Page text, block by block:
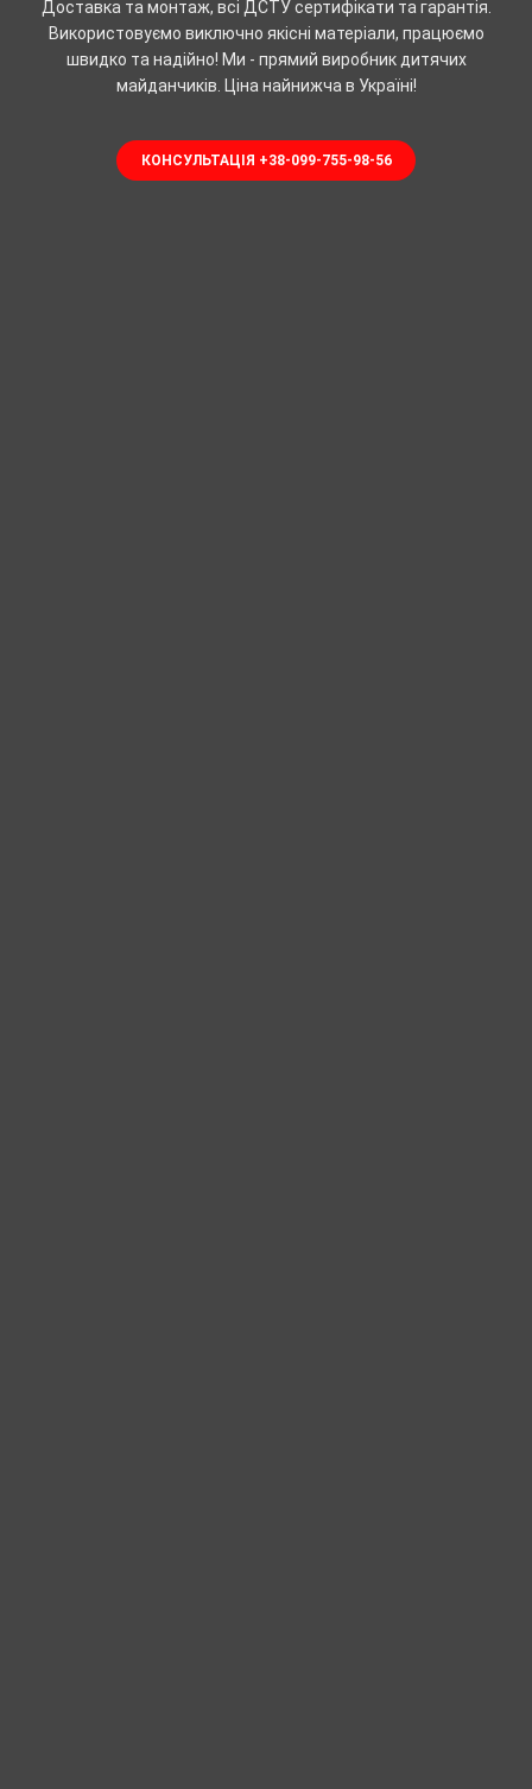
Доставка та монтаж, всі ДСТУ сертифікати та гарантія.
Використовуємо виключно якісні матеріали, працюємо
швидко та надійно! Ми - прямий виробник дитячих
майданчиків. Ціна найнижча в Україні!
КОНСУЛЬТАЦІЯ +38-099-755-98-56